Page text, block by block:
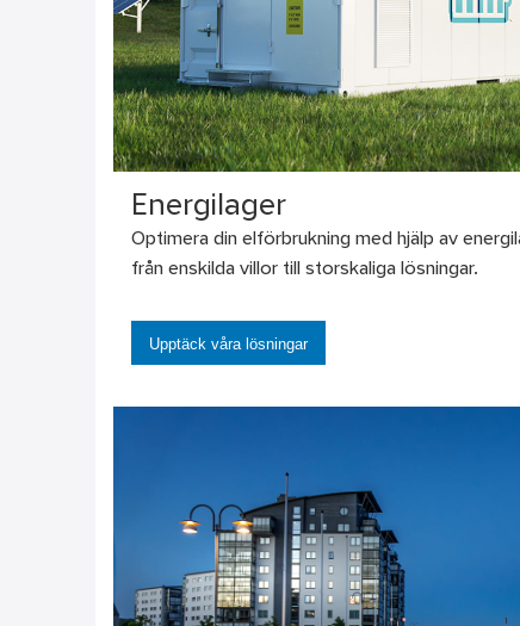
Energilager
Optimera din elförbrukning med hjälp av
från enskilda villor till storskaliga lösningar.
Upptäck våra lösningar